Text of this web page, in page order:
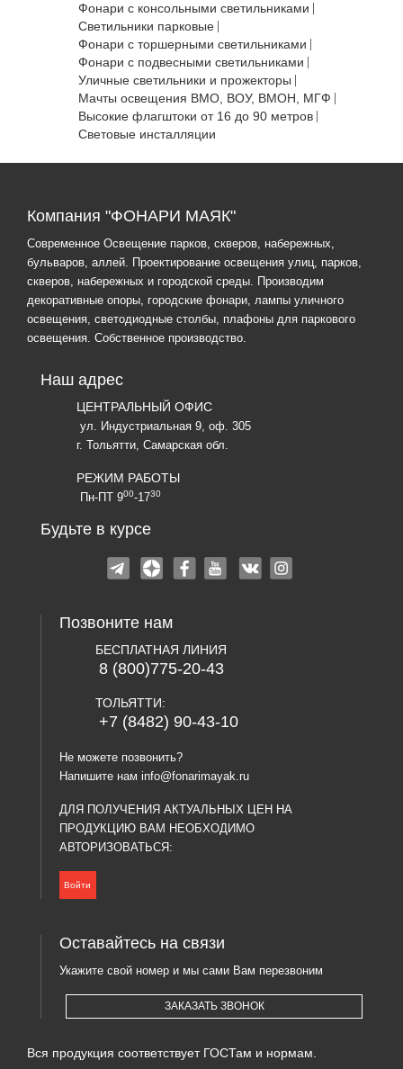
Фонари с консольными светильниками
Светильники парковые
Фонари с торшерными светильниками
Фонари с подвесными светильниками
Уличные светильники и прожекторы
Мачты освещения ВМО, ВОУ, ВМОН, МГФ
Высокие флагштоки от 16 до 90 метров
Световые инсталляции
Компания "ФОНАРИ МАЯК"
Современное Освещение парков, скверов, набережных,
бульваров, аллей. Проектирование освещения улиц, парков,
скверов, набережных и городской среды. Производим
декоративные опоры, городские фонари, лампы уличного
освещения, светодиодные столбы, плафоны для паркового
освещения. Собственное производство.
Наш адрес
ЦЕНТРАЛЬНЫЙ ОФИС
ул. Индустриальная 9, оф. 305
г. Тольятти, Самарская обл.
РЕЖИМ РАБОТЫ
Пн-ПТ 900-1730
Будьте в курсе
Позвоните нам
БЕСПЛАТНАЯ ЛИНИЯ
8 (800)775-20-43
ТОЛЬЯТТИ:
+7 (8482) 90-43-10
Не можете позвонить?
Напишите нам info@fonarimayak.ru
ДЛЯ ПОЛУЧЕНИЯ АКТУАЛЬНЫХ ЦЕН НА
ПРОДУКЦИЮ ВАМ НЕОБХОДИМО
АВТОРИЗОВАТЬСЯ:
Войти
Оставайтесь на связи
Укажите свой номер и мы сами Вам перезвоним
ЗАКАЗАТЬ ЗВОНОК
Вся продукция соответствует ГОСТам и нормам.